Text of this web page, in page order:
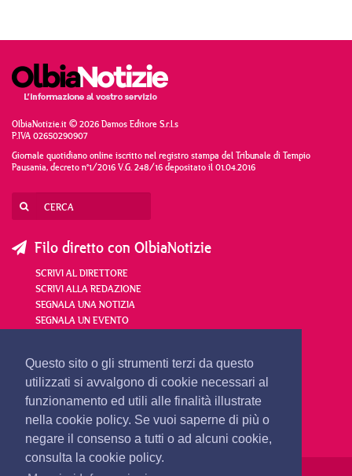
Questo sito o gli strumenti terzi da questo
utilizzati si avvalgono di cookie necessari al
funzionamento ed utili alle finalità illustrate
nella cookie policy. Se vuoi saperne di più o
negare il consenso a tutti o ad alcuni cookie,
consulta la cookie policy.
OlbiaNotizie.it © 2026 Damos Editore S.r.l.s
P.IVA 02650290907
Giornale quotidiano online iscritto nel registro stampa del Tribunale di Tempio
Pausania, decreto n°1/2016 V.G. 248/16 depositato il 01.04.2016
Filo diretto con OlbiaNotizie
SCRIVI AL DIRETTORE
SCRIVI ALLA REDAZIONE
SEGNALA UNA NOTIZIA
SEGNALA UN EVENTO
redazione@olbianotizie.it